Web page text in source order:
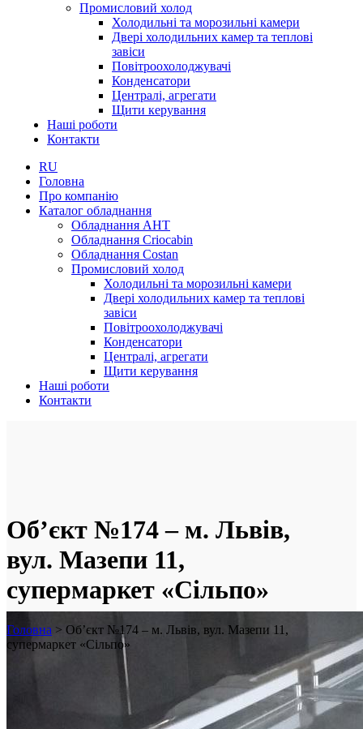
Промисловий холод
Холодильні та морозильні камери
Двері холодильних камер та теплові
завіси
Повітроохолоджувачі
Конденсатори
Централі, агрегати
Щити керування
Наші роботи
Контакти
RU
Головна
Про компанію
Каталог обладнання
Обладнання AHT
Обладнання Criocabin
Обладнання Costan
Промисловий холод
Холодильні та морозильні камери
Двері холодильних камер та теплові
завіси
Повітроохолоджувачі
Конденсатори
Централі, агрегати
Щити керування
Наші роботи
Контакти
Об’єкт №174 – м. Львів,
вул. Мазепи 11,
супермаркет «Сільпо»
Головна > Об’єкт №174 – м. Львів, вул. Мазепи 11,
супермаркет «Сільпо»